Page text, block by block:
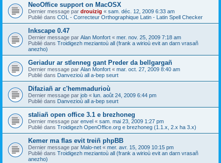
NeoOffice support on MacOSX
Dernier message par drouizig « sam. déc. 12, 2009 6:33 am
Publié dans COL - Correcteur Orthographique Latin - Latin Spell Checker
Inkscape 0.47
Dernier message par Alan Monfort « mer. nov. 25, 2009 7:18 am
Publié dans Troidigezh meziantoù all (frank a wirioù evit an darn vrasañ
anezho)
Geriadur ar stlenneg gant Preder da bellgargañ
Dernier message par Alan Monfort « mar. oct. 27, 2009 8:40 am
Publié dans Danvezioù all a-bep seurt
Difaziañ ar c'hemmadurioù
Dernier message par job « lun. août 24, 2009 6:44 pm
Publié dans Danvezioù all a-bep seurt
staliañ open office 3.1 e brezhoneg
Dernier message par envel « sam. mai 23, 2009 1:27 pm
Publié dans Troidigezh OpenOffice.org e brezhoneg (1.1.x, 2.x ha 3.x)
Kemer ma flas evit treiñ phpBB
Dernier message par Malo-net « mer. avr. 15, 2009 10:15 pm
Publié dans Troidigezh meziantoù all (frank a wirioù evit an darn vrasañ
anezho)